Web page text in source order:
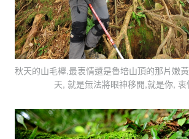
秋天的山毛櫸,最衷情還是魯培山頂的那片嫩
天, 就是無法將眼神移開,就是你, 衷